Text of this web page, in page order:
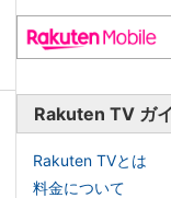
Rakuten TV ガ
Rakuten TVとは
料金について